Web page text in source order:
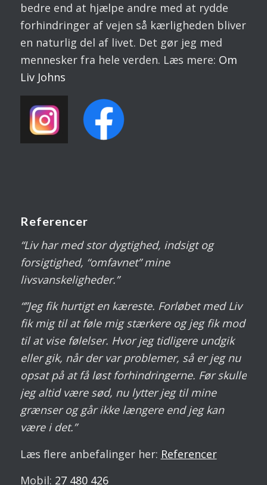
bedre end at hjælpe andre med at rydde
forhindringer af vejen så kærligheden bliver
en naturlig del af livet. Det gør jeg med
mennesker fra hele verden. Læs mere: Om
Liv Johns
Referencer
“Liv har med stor dygtighed, indsigt og
forsigtighed, “omfavnet” mine
livsvanskeligheder.”
“”Jeg fik hurtigt en kæreste. Forløbet med Liv
fik mig til at føle mig stærkere og jeg fik mod
til at vise følelser. Hvor jeg tidligere undgik
eller gik, når der var problemer, så er jeg nu
opsat på at få løst forhindringerne. Før skulle
jeg altid være sød, nu lytter jeg til mine
grænser og går ikke længere end jeg kan
være i det.”
Læs flere anbefalinger her: Referencer
Mobil: 27 480 426